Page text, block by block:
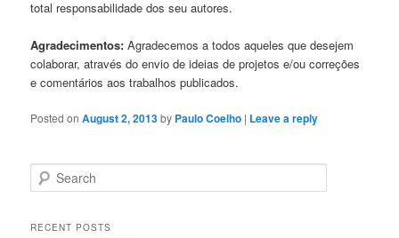
total responsabilidade dos seu autores.
Agradecimentos: Agradecemos a todos aqueles que desejem
colaborar, através do envio de ideias de projetos e/ou correções
e comentários aos trabalhos publicados.
Posted onAugust 2, 2013by Paulo Coelho | Leave a reply
e
rRECENT POSTS